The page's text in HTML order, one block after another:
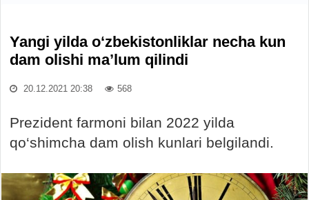
Yangi yilda o‘zbekistonliklar necha kun
dam olishi ma’lum qilindi
20.12.2021 20:38 568
Prezident farmoni bilan 2022 yilda
qo‘shimcha dam olish kunlari belgilandi.